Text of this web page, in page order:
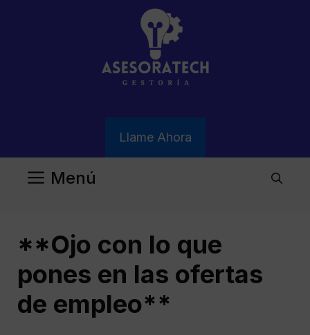
Llame Ahora
Menú
**Ojo con lo que
pones en las ofertas
de empleo**